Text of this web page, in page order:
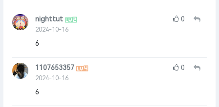
nighttut
2024-10-16
0
6
1107653357
2024-10-16
0
6